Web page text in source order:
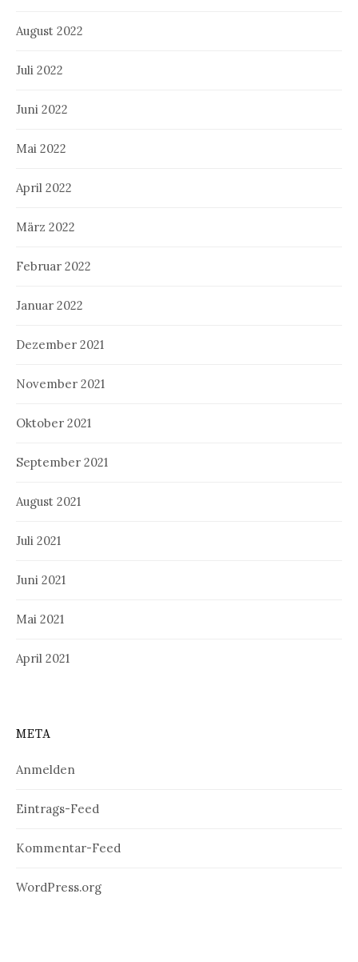
August 2022
Juli 2022
Juni 2022
Mai 2022
April 2022
März 2022
Februar 2022
Januar 2022
Dezember 2021
November 2021
Oktober 2021
September 2021
August 2021
Juli 2021
Juni 2021
Mai 2021
April 2021
META
Anmelden
Eintrags-Feed
Kommentar-Feed
WordPress.org